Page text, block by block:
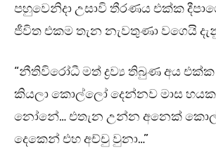
පහුවෙනිදා උසාවි තීරණය එක්ක
ජීවිත එකම තැන නැවතුණා වගෙයි
“නීතිවිරෝධී මත් ද්‍රව්‍ය තිබුණ අය
කියලා කොල්ලෝ දෙන්නව මාස
නෝනේ… එතැන උන්න අනෙක්
දෙකෙන් එහ අච්චු වුනා…”